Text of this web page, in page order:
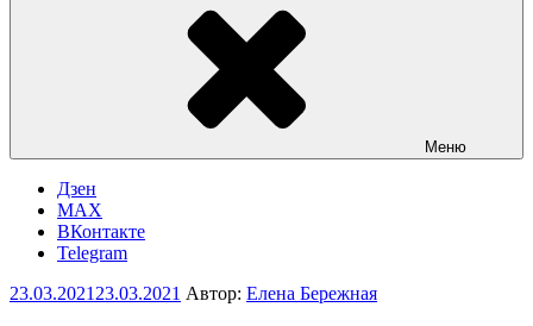
Меню
Дзен
MAX
ВКонтакте
Telegram
Опубликовано
23.03.2021 23.03.2021 Автор: Елена Бережная